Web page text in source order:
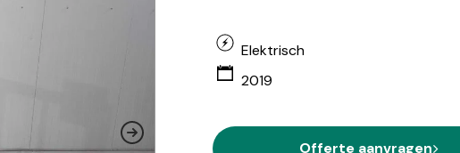
Elektrisch
2019
Offerte aanvragen